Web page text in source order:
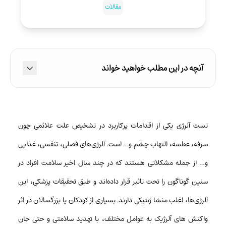
مقالات
آنچه در این مطلب خواهید خواند
تست آلرژی یکی از اقدامات پرکاربرد در تشخیص علت علائمی چون
سرفه، عطسه، التهاب چشم و… است. آلرژی‌های فصلی، تنفسی، غذایی
و… از جمله مشکلاتی هستند که در چند سال اخیر سلامت افراد در
سنین گوناگون را تحت تاثیر قرار داده‌اند و طبق تحقیقات پزشکی، این
آلرژی‌ها، اغلب منشا ژنتیکی دارند. بسیاری از کودکان یا بزرگسالان در اثر
واکنش های آلرژیک به عوامل مختلف، با تهدید سلامتی و حتی جان